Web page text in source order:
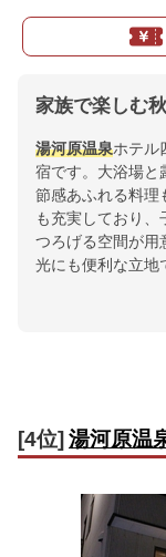
家族で楽しむ
湯河原温泉ホテル
宿です。大浴場と
節感あふれる料理
も充実しており
つろげる空間が用
光にも便利な立地
[4位] 湯河原